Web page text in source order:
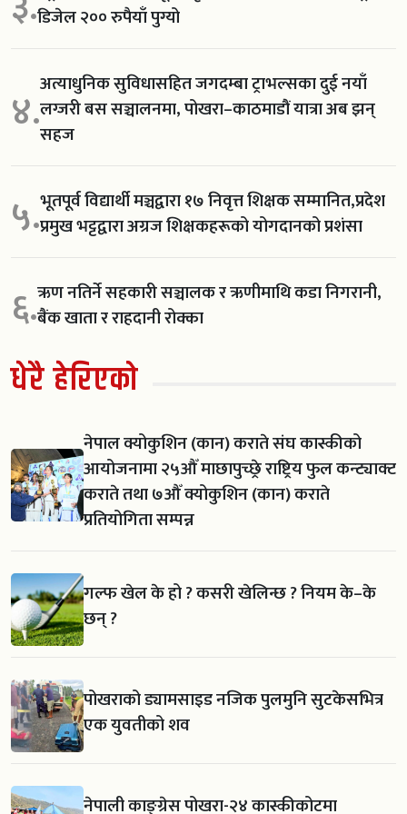
डिजेल २०० रुपैयाँ पुग्यो
४.अत्याधुनिक सुविधासहित जगदम्बा ट्राभल्सका दुई नयाँ
लग्जरी बस सञ्चालनमा, पोखरा–काठमाडौं यात्रा अब झन्
सहज
५.भूतपूर्व विद्यार्थी मञ्चद्वारा १७ निवृत्त शिक्षक सम्मानित,प्रदेश
प्रमुख भट्टद्वारा अग्रज शिक्षकहरूको योगदानको प्रशंसा
६.ऋण नतिर्ने सहकारी सञ्चालक र ऋणीमाथि कडा निगरानी,
बैंक खाता र राहदानी रोक्का
धेरै हेरिएको
नेपाल क्योकुशिन (कान) कराते संघ कास्कीको
आयोजनामा २५औँ माछापुच्छ्रे राष्ट्रिय फुल कन्ट्याक्ट
कराते तथा ७औँ क्योकुशिन (कान) कराते
प्रतियोगिता सम्पन्न
गल्फ खेल के हो ? कसरी खेलिन्छ ? नियम के–के
छन् ?
पोखराको ड्यामसाइड नजिक पुलमुनि सुटकेसभित्र
एक युवतीको शव
नेपाली काङ्ग्रेस पोखरा-२४ कास्कीकोटमा